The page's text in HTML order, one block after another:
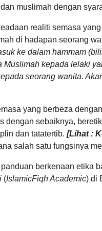
muslimah dengan
realiti semasa
di hadapan seorang
ke dalam hammam
kepada lelaki
seorang wanita.
yang berbeza
dengan sebaiknya,
dan tatatertib. [Lihat :
salah satu fungsinya
berkenaan etika
(IslamicFiqh Academic) di